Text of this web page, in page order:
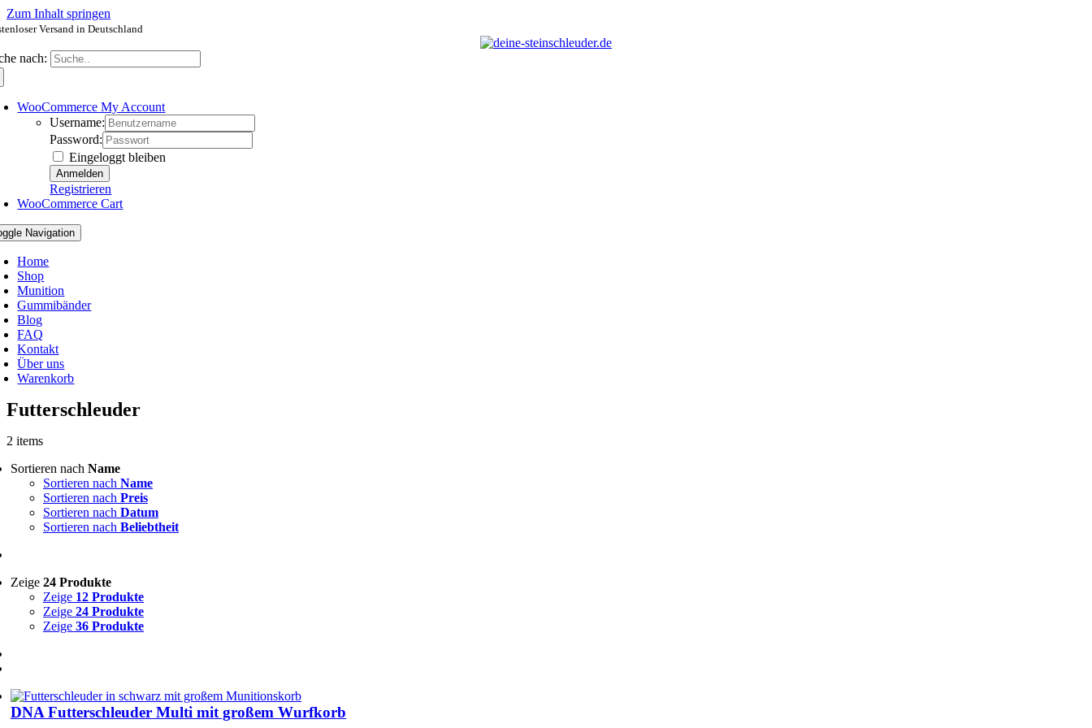
Zum Inhalt springen
Versand in Deutschland
nach:
WooCommerce My Account
Username:
Password:
Eingeloggt bleiben
Registrieren
WooCommerce Cart
Navigation
Home
Shop
Munition
Gummibänder
Blog
FAQ
Kontakt
Über uns
Warenkorb
Futterschleuder
2 items
Sortieren nach Name
Sortieren nach Name
Sortieren nach Preis
Sortieren nach Datum
Sortieren nach Beliebtheit
Zeige 24 Produkte
Zeige 12 Produkte
Zeige 24 Produkte
Zeige 36 Produkte
DNA Futterschleuder Multi mit großem Wurfkorb